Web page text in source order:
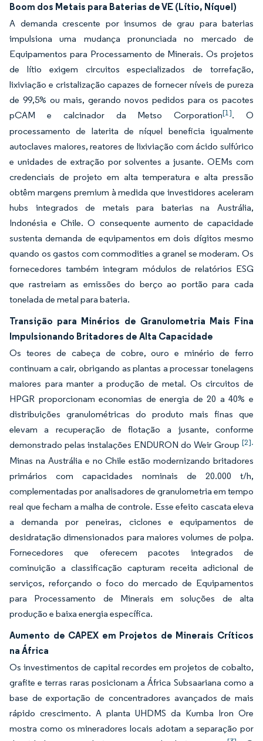
Boom dos Metais para Baterias de VE (Lítio, Níquel)
A demanda crescente por insumos de grau para baterias
impulsiona uma mudança pronunciada no mercado de
Equipamentos para Processamento de Minerais. Os projetos
de lítio exigem circuitos especializados de torrefação,
lixiviação e cristalização capazes de fornecer níveis de pureza
de 99,5% ou mais, gerando novos pedidos para os pacotes
pCAM e calcinador da Metso Corporation[1]. O
processamento de laterita de níquel beneficia igualmente
autoclaves maiores, reatores de lixiviação com ácido sulfúrico
e unidades de extração por solventes a jusante. OEMs com
credenciais de projeto em alta temperatura e alta pressão
obtêm margens premium à medida que investidores aceleram
hubs integrados de metais para baterias na Austrália,
Indonésia e Chile. O consequente aumento de capacidade
sustenta demanda de equipamentos em dois dígitos mesmo
quando os gastos com commodities a granel se moderam. Os
fornecedores também integram módulos de relatórios ESG
que rastreiam as emissões do berço ao portão para cada
tonelada de metal para bateria.
Transição para Minérios de Granulometria Mais Fina
Impulsionando Britadores de Alta Capacidade
Os teores de cabeça de cobre, ouro e minério de ferro
continuam a cair, obrigando as plantas a processar tonelagens
maiores para manter a produção de metal. Os circuitos de
HPGR proporcionam economias de energia de 20 a 40% e
distribuições granulométricas do produto mais finas que
elevam a recuperação de flotação a jusante, conforme
demonstrado pelas instalações ENDURON do Weir Group [2].
Minas na Austrália e no Chile estão modernizando britadores
primários com capacidades nominais de 20.000 t/h,
complementadas por analisadores de granulometria em tempo
real que fecham a malha de controle. Esse efeito cascata eleva
a demanda por peneiras, ciclones e equipamentos de
desidratação dimensionados para maiores volumes de polpa.
Fornecedores que oferecem pacotes integrados de
cominuição a classificação capturam receita adicional de
serviços, reforçando o foco do mercado de Equipamentos
para Processamento de Minerais em soluções de alta
produção e baixa energia específica.
Aumento de CAPEX em Projetos de Minerais Críticos
na África
Os investimentos de capital recordes em projetos de cobalto,
grafite e terras raras posicionam a África Subsaariana como a
base de exportação de concentradores avançados de mais
rápido crescimento. A planta UHDMS da Kumba Iron Ore
mostra como os mineradores locais adotam a separação por